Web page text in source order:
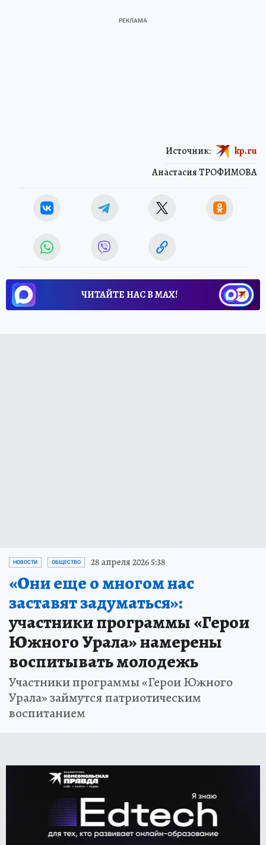
Анастасия ТРОФИМОВА
Источник: kp.ru
ЧИТАЙТЕ НАС В МАХ!
НОВОСТИ ОБЩЕСТВО 28 апреля 2026 5:38
«Они еще о многом нас
заставят задуматься»:
участники программы «Герои
Южного Урала» намерены
воспитывать молодежь
Участники программы «Герои Южного
Урала» займутся патриотическим
воспитанием